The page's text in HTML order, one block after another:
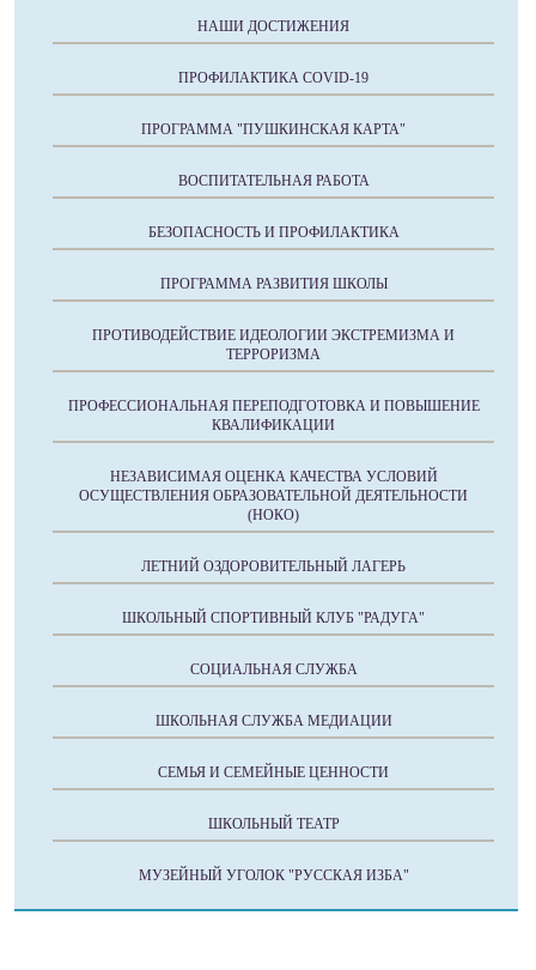
НАШИ ДОСТИЖЕНИЯ
ПРОФИЛАКТИКА COVID-19
ПРОГРАММА "ПУШКИНСКАЯ КАРТА"
ВОСПИТАТЕЛЬНАЯ РАБОТА
БЕЗОПАСНОСТЬ И ПРОФИЛАКТИКА
ПРОГРАММА РАЗВИТИЯ ШКОЛЫ
ПРОТИВОДЕЙСТВИЕ ИДЕОЛОГИИ ЭКСТРЕМИЗМА И
ТЕРРОРИЗМА
ПРОФЕССИОНАЛЬНАЯ ПЕРЕПОДГОТОВКА И ПОВЫШЕНИЕ
КВАЛИФИКАЦИИ
НЕЗАВИСИМАЯ ОЦЕНКА КАЧЕСТВА УСЛОВИЙ
ОСУЩЕСТВЛЕНИЯ ОБРАЗОВАТЕЛЬНОЙ ДЕЯТЕЛЬНОСТИ
(НОКО)
ЛЕТНИЙ ОЗДОРОВИТЕЛЬНЫЙ ЛАГЕРЬ
ШКОЛЬНЫЙ СПОРТИВНЫЙ КЛУБ "РАДУГА"
СОЦИАЛЬНАЯ СЛУЖБА
ШКОЛЬНАЯ СЛУЖБА МЕДИАЦИИ
СЕМЬЯ И СЕМЕЙНЫЕ ЦЕННОСТИ
ШКОЛЬНЫЙ ТЕАТР
МУЗЕЙНЫЙ УГОЛОК "РУССКАЯ ИЗБА"